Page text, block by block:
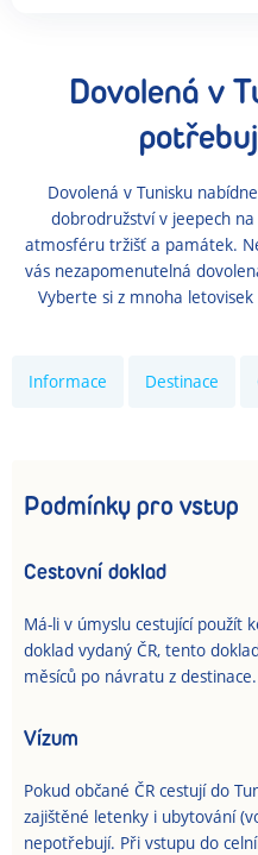
Dovolená v
Dovolená v Tunisku
dobrodružství v jeepech
atmosféru tržišť a památek.
vás nezapomenutelná
Vyberte si z mnoha
Informace Destinace
Podmínky pro vstup
Cestovní doklad
Má-li v úmyslu cestující použít
doklad vydaný ČR, tento
měsíců po návratu z destinace.
Vízum
Pokud občané ČR cestují do
zajištěné letenky i ubytování
nepotřebují. Při vstupu do